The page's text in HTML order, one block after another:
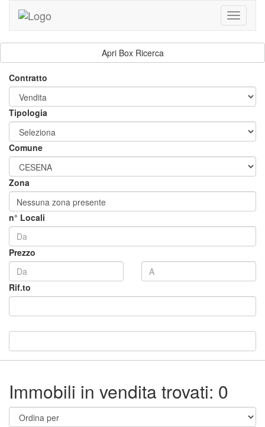
Toggle
Apri Box Ricerca
Contratto
Tipologia
Comune
Zona
Nessuna zona presente
n° Locali
Prezzo
Rif.to
Immobili in vendita trovati: 0